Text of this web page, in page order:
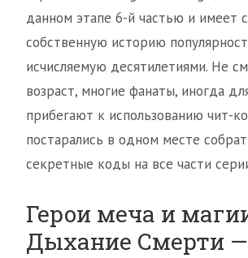
данном этапе 6-й частью и имеет
собственную историю
исчисляемую десятилетиями. Не
возраст, многие фанаты, иногда
прибегают к использованию чит-
постарались в одном месте
секретные коды на все части
Герои меча и
Дыхание Смерти